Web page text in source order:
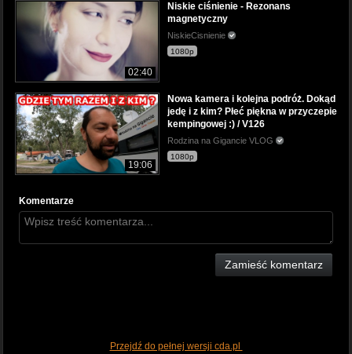
02:40
Niskie ciśnienie - Rezonans
magnetyczny
NiskieCisnienie
1080p
19:06
Nowa kamera i kolejna podróż. Dokąd
jedę i z kim? Płeć piękna w przyczepie
kempingowej :) / V126
Rodzina na Gigancie VLOG
1080p
Komentarze
Zamieść komentarz
Przejdź do pełnej wersji cda.pl